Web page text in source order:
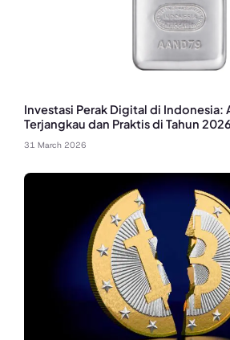
Investasi Perak Digital di Indonesia:
Terjangkau dan Praktis di Tahun 2026
31 March 2026